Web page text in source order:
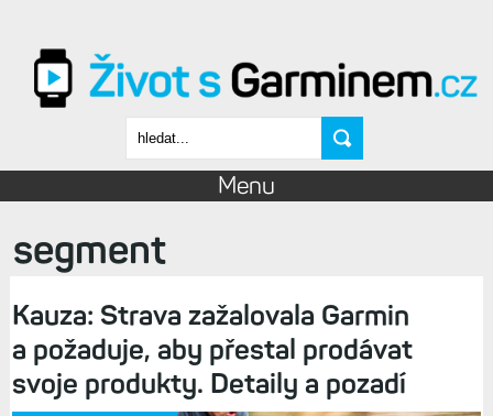
Vyhledávání
Menu
segment
Kauza: Strava zažalovala Garmin
a požaduje, aby přestal prodávat
svoje produkty. Detaily a pozadí